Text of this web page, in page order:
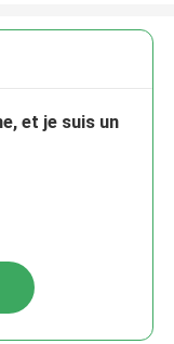
et je suis un